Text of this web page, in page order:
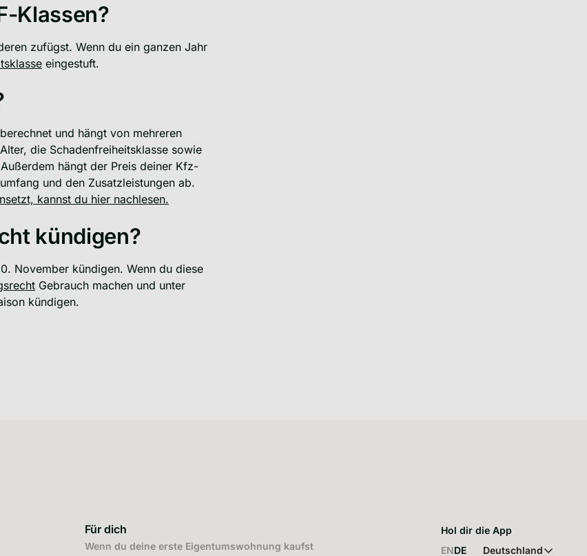
Klassen?
zufügst. Wenn du ein ganzen Jahr
eingestuft.
und hängt von mehreren
die Schadenfreiheitsklasse sowie
hängt der Preis deiner Kfz-
und den Zusatzleistungen ab.
kannst du hier nachlesen.
kündigen?
November kündigen. Wenn du diese
Gebrauch machen und unter
kündigen.
Für dich
Wenn du deine erste Eigentumswohnung kaufst
Hol dir die App
ENDE Deutschland